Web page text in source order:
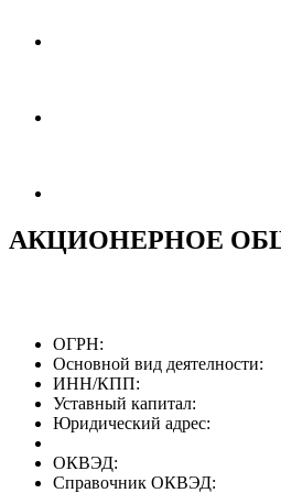
АКЦИОНЕРНОЕ
ОГРН:
Основной вид деятелности:
ИНН/КПП:
Уставный капитал:
Юридический адрес:
ОКВЭД:
Справочник ОКВЭД: